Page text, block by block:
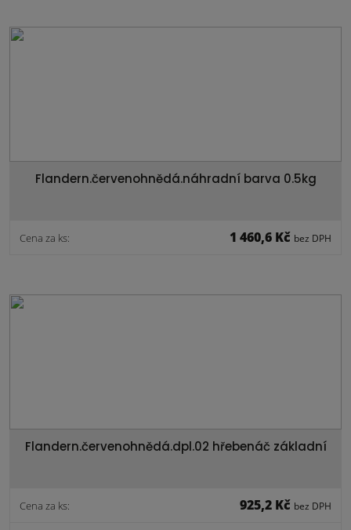
Flandern.červenohnědá.náhradní barva 0.5kg
Cena za ks: 1 460,6 Kč bez DPH
Flandern.červenohnědá.dpl.02 hřebenáč základní
Cena za ks: 925,2 Kč bez DPH